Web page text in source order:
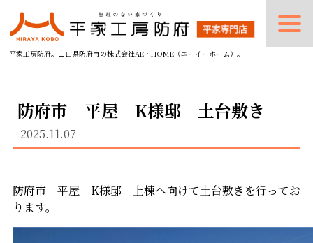
平家工房防府。山口県防府市の株式会社AE・HOME（エーイーホーム）。
防府市 平屋 K様邸 土台敷き
2025.11.07
防府市 平屋 K様邸 上棟へ向けて土台敷きを行ってお
ります。